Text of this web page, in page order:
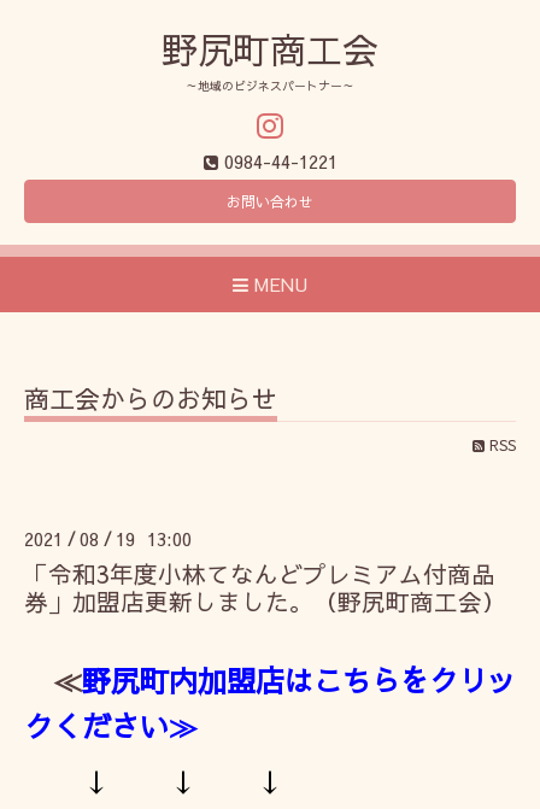
野尻町商工会
～地域のビジネスパートナー～
0984-44-1221
お問い合わせ
MENU
商工会からのお知らせ
RSS
2021 /08 / 19 13:00
「令和3年度小林てなんどプレミアム付商品
券」加盟店更新しました。（野尻町商工会）
≪野尻町内加盟店はこちらをクリッ
クください≫
↓ ↓ ↓